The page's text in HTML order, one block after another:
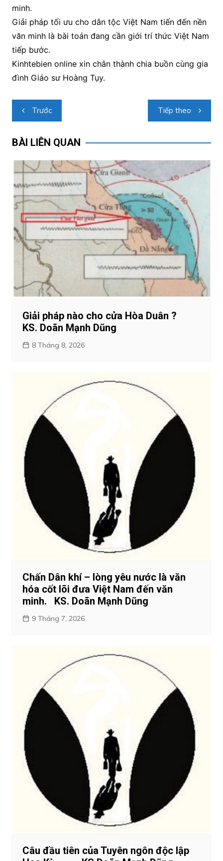
minh.
Giải pháp tối ưu cho dân tộc Việt Nam tiến đến nền
văn minh là bài toán đang cần giới trí thức Việt Nam
tiếp bước.
Kinhtebien online xin chân thành chia buồn cùng gia
đình Giáo sư Hoàng Tụy.
Điều
hướng
bài
Trước Tiếp theo
BÀI LIÊN QUAN
Giải pháp nào cho cửa Hòa Duân ?
KS. Doãn Mạnh Dũng
8 Tháng 8, 2026
Chấn Dân khí – lòng yêu nước là văn
hóa cốt lõi đưa Việt Nam đến văn
minh. KS. Doãn Mạnh Dũng
9 Tháng 7, 2026
Câu đầu tiên của Tuyên ngôn độc lập